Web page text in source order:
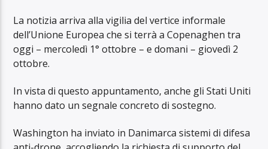
La notizia arriva alla vigilia del vertice informale
dell’Unione Europea che si terrà a Copenaghen tra
oggi – mercoledì 1° ottobre – e domani – giovedì 2
ottobre.
In vista di questo appuntamento, anche gli Stati Uniti
hanno dato un segnale concreto di sostegno.
Washington ha inviato in Danimarca sistemi di difesa